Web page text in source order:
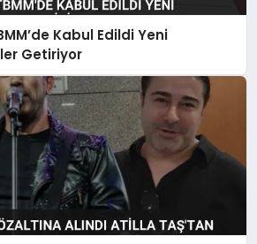
Kabul Edildi Yeni
Getiriyor